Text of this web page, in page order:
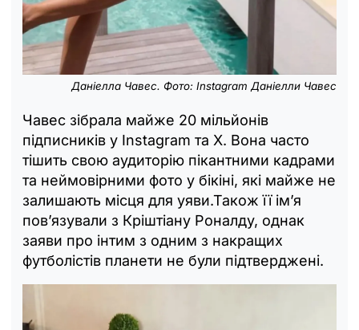
Даніелла Чавес. Фото: Instagram Даніелли Чавес
Чавес зібрала майже 20 мільйонів
підписників у Instagram та X. Вона часто
тішить свою аудиторію пікантними кадрами
та неймовірними фото у бікіні, які майже не
залишають місця для уяви.Також її ім’я
пов’язували з Кріштіану Роналду, однак
заяви про інтим з одним з накращих
футболістів планети не були підтверджені.